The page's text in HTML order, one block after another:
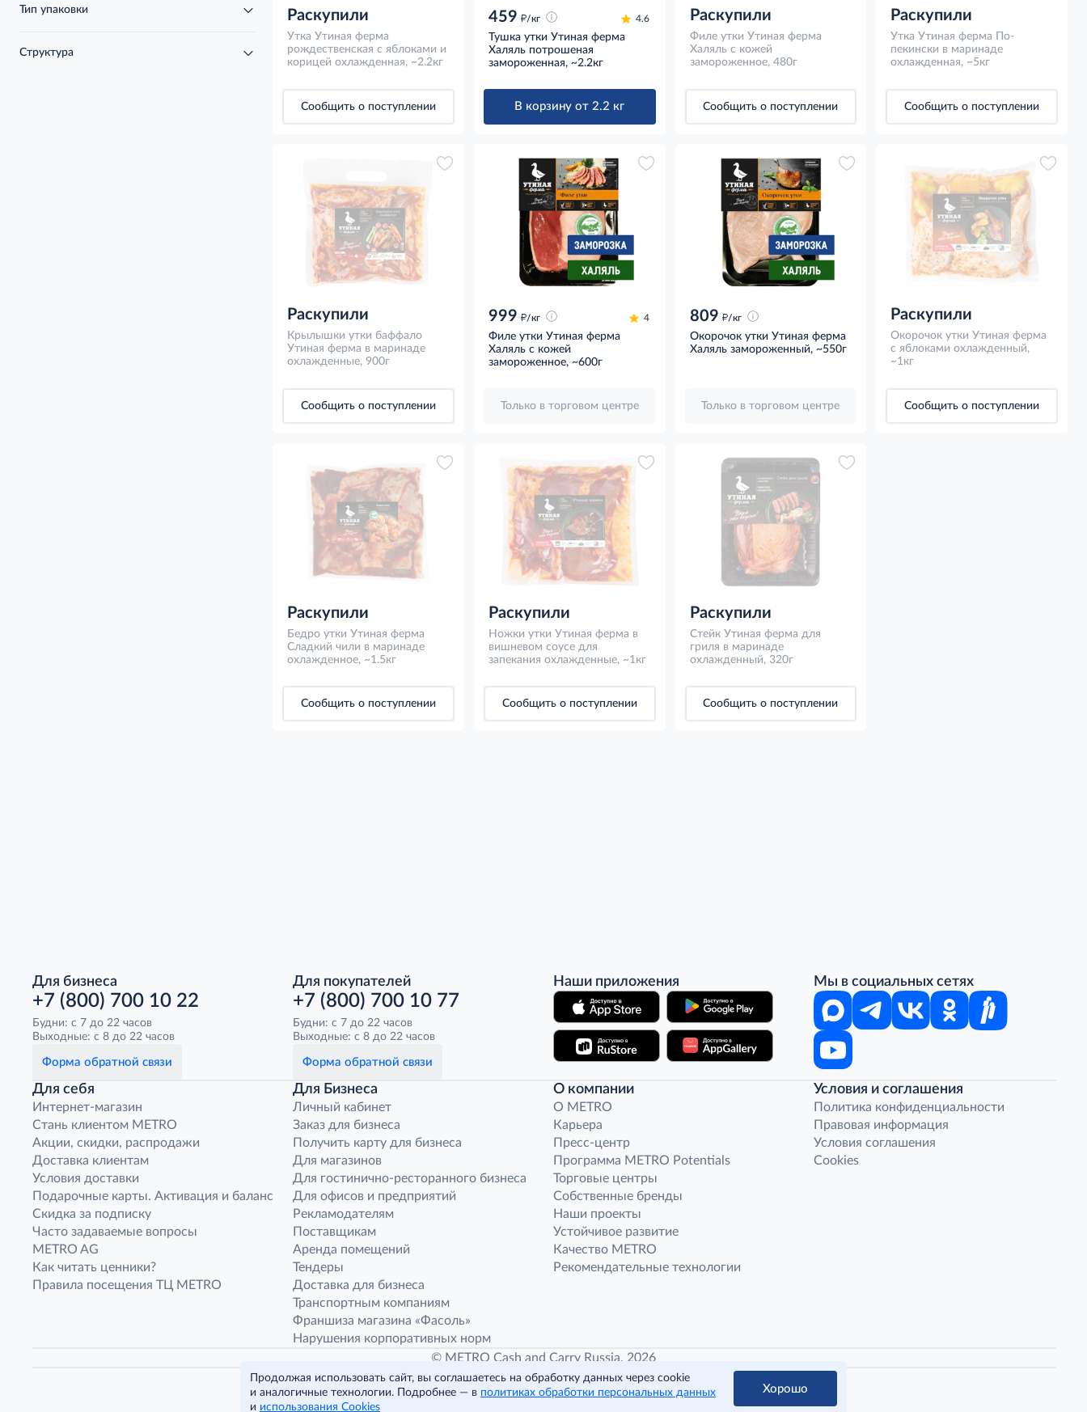
Тип упаковки
Структура
Раскупили
Утка Утиная ферма
рождественская с яблоками и
корицей охлажденная, ~2.2кг
Сообщить о поступлении
459 д/кг 4.6
Тушка утки Утиная ферма
Халяль потрошеная
замороженная, ~2.2кг
В корзину от 2.2 кг
Раскупили
Филе утки Утиная ферма
Халяль с кожей
замороженное, 480г
Сообщить о поступлении
Раскупили
Утка Утиная ферма По-
пекински в маринаде
охлажденная, ~5кг
Сообщить о поступлении
Раскупили
Крылышки утки баффало
Утиная ферма в маринаде
охлажденные, 900г
Сообщить о поступлении
999 д/кг 4
Филе утки Утиная ферма
Халяль с кожей
замороженное, ~600г
Только в торговом центре
809 д/кг
Окорочок утки Утиная ферма
Халяль замороженный, ~550г
Только в торговом центре
Раскупили
Окорочок утки Утиная ферма
с яблоками охлажденный,
~1кг
Сообщить о поступлении
Раскупили
Бедро утки Утиная ферма
Сладкий чили в маринаде
охлажденное, ~1.5кг
Сообщить о поступлении
Раскупили
Ножки утки Утиная ферма в
вишневом соусе для
запекания охлажденные, ~1кг
Сообщить о поступлении
Раскупили
Стейк Утиная ферма для
гриля в маринаде
охлажденный, 320г
Сообщить о поступлении
Для бизнеса
+7 (800) 700 10 22
Будни: с 7 до 22 часов
Выходные: с 8 до 22 часов
Форма обратной связи
Для покупателей
+7 (800) 700 10 77
Будни: с 7 до 22 часов
Выходные: с 8 до 22 часов
Форма обратной связи
Наши приложения Мы в социальных сетях
Для себя
Интернет-магазин
Стань клиентом METRO
Акции, скидки, распродажи
Доставка клиентам
Условия доставки
Подарочные карты. Активация и баланс
Скидка за подписку
Часто задаваемые вопросы
METRO AG
Как читать ценники?
Правила посещения ТЦ METRO
Для Бизнеса
Личный кабинет
Заказ для бизнеса
Получить карту для бизнеса
Для магазинов
Для гостинично-ресторанного бизнеса
Для офисов и предприятий
Рекламодателям
Поставщикам
Аренда помещений
Тендеры
Доставка для бизнеса
Транспортным компаниям
Франшиза магазина «Фасоль»
Нарушения корпоративных норм
О компании
O METRO
Карьера
Пресс-центр
Программа METRO Potentials
Торговые центры
Собственные бренды
Наши проекты
Устойчивое развитие
Качество METRO
Рекомендательные технологии
Условия и соглашения
Политика конфиденциальности
Правовая информация
Условия соглашения
Cookies
© METRO Cash and Carry Russia, 2026
Читать полностью
Продолжая использовать сайт, вы соглашаетесь на обработку данных через cookie
и аналогичные технологии. Подробнее — в политиках обработки персональных данных
и использования Cookies
Хорошо